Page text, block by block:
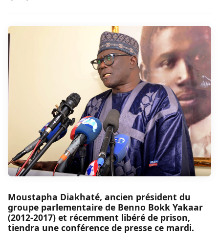
Moustapha Diakhaté, ancien président du
groupe parlementaire de Benno Bokk Yakaar
(2012-2017) et récemment libéré de prison,
tiendra une conférence de presse ce mardi.